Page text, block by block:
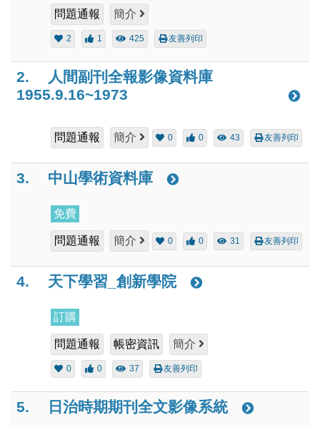
問題通報 簡介
2 1 425 友善列印
2.
人間副刊全報影像資料庫
1955.9.16~1973
問題通報 簡介 0 0 43 友善列印
3. 中山學術資料庫
免費
問題通報 簡介 0 0 31 友善列印
4. 天下學習_創新學院
訂購
問題通報 帳密資訊 簡介
0 0 37 友善列印
5. 日治時期期刊全文影像系統